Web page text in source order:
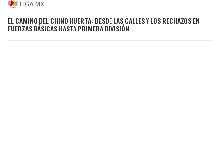
LIGA MX
EL CAMINO DEL CHINO HUERTA: DESDE LAS CALLES Y LOS RECHAZOS EN
FUERZAS BÁSICAS HASTA PRIMERA DIVISIÓN